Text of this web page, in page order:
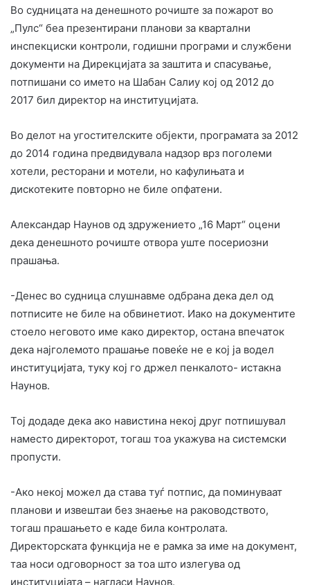
Во судницата на денешното рочиште за пожарот во
„Пулс“ беа презентирани планови за квартални
инспекциски контроли, годишни програми и службени
документи на Дирекцијата за заштита и спасување,
потпишани со името на Шабан Салиу кој од 2012 до
2017 бил директор на институцијата.
Во делот на угостителските објекти, програмата за 2012
до 2014 година предвидувала надзор врз поголеми
хотели, ресторани и мотели, но кафулињата и
дискотеките повторно не биле опфатени.
Александар Наунов од здружението „16 Март“ оцени
дека денешното рочиште отвора уште посериозни
прашања.
-Денес во судница слушнавме одбрана дека дел од
потписите не биле на обвинетиот. Иако на документите
стоело неговото име како директор, остана впечаток
дека најголемото прашање повеќе не е кој ја водел
институцијата, туку кој го држел пенкалото- истакна
Наунов.
Тој додаде дека ако навистина некој друг потпишувал
наместо директорот, тогаш тоа укажува на системски
пропусти.
-Ако некој можел да става туѓ потпис, да поминуваат
планови и извештаи без знаење на раководството,
тогаш прашањето е каде била контролата.
Директорската функција не е рамка за име на документ,
таа носи одговорност за тоа што излегува од
институцијата – нагласи Наунов.